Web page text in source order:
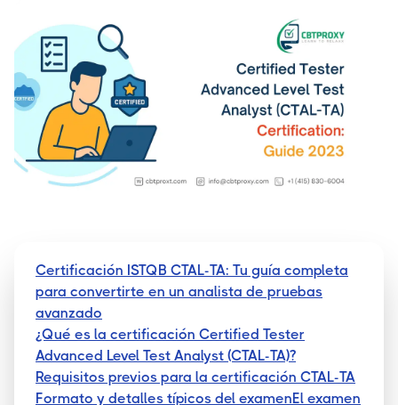
Certificación ISTQB CTAL-TA: Tu guía completa
para convertirte en un analista de pruebas
avanzado
¿Qué es la certificación Certified Tester
Advanced Level Test Analyst (CTAL-TA)?
Requisitos previos para la certificación CTAL-TA
Formato y detalles típicos del examenEl examen